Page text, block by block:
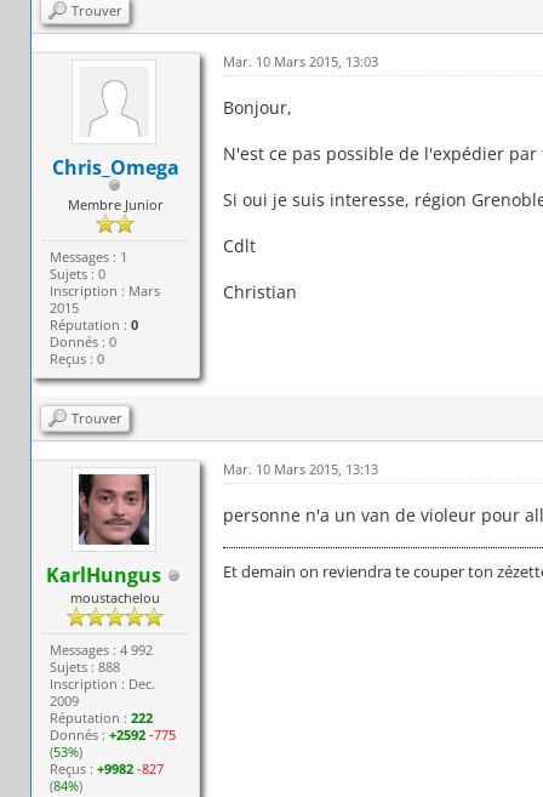
Trouver
Chris_Omega
Membre Junior
Messages : 1
Sujets : 0
Inscription : Mars
2015
Réputation :0
Donnés : 0
Reçus : 0
Mar. 10 Mars 2015, 13:03
Bonjour,
N'est ce pas possible de l'expédier
Si oui je suis interesse, région
Cdlt
Christian
Trouver
KarlHungus
moustachelou
Messages : 4 992
Sujets : 888
Inscription : Dec.
2009
Réputation :222
Donnés :+2592 -775
(53%)
Reçus :+9982 -827
(84%)
Mar. 10 Mars 2015, 13:13
personne n'a un van de violeur pour
Et demain on reviendra te couper ton